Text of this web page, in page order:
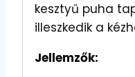
kesztyű puha
illeszkedik a
Jellemzők: